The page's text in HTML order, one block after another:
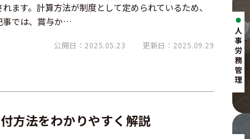
ます。計算方法が制度として定められているため、
事では、賞与か…
公開日：2025.05.23 更新日：2025.09.29
方法をわかりやすく解説
人
事・
労
務
管
理